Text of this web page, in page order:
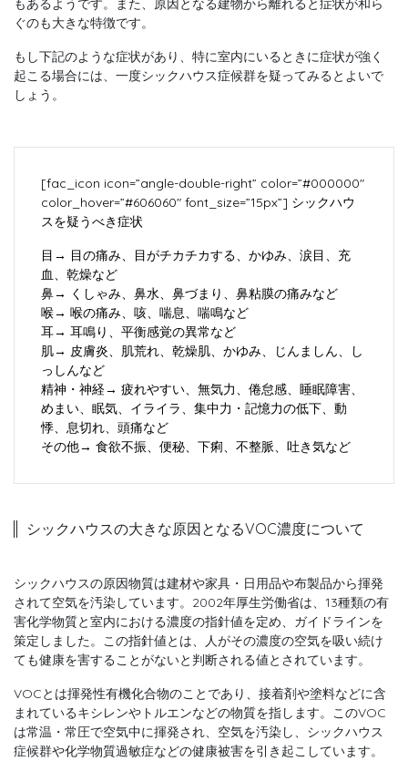
もあるようです。また、原因となる建物から離れると症状が和ら
ぐのも大きな特徴です。
もし下記のような症状があり、特に室内にいるときに症状が強く
起こる場合には、一度シックハウス症候群を疑ってみるとよいで
しょう。
[fac_icon icon=”angle-double-right” color=”#000000″
color_hover=”#606060″ font_size=”15px”] シックハウ
スを疑うべき症状
目→ 目の痛み、目がチカチカする、かゆみ、涙目、充
血、乾燥など
鼻→ くしゃみ、鼻水、鼻づまり、鼻粘膜の痛みなど
喉→ 喉の痛み、咳、喘息、喘鳴など
耳→ 耳鳴り、平衡感覚の異常など
肌→ 皮膚炎、肌荒れ、乾燥肌、かゆみ、じんましん、し
っしんなど
精神・神経→ 疲れやすい、無気力、倦怠感、睡眠障害、
めまい、眠気、イライラ、集中力・記憶力の低下、動
悸、息切れ、頭痛など
その他→ 食欲不振、便秘、下痢、不整脈、吐き気など
シックハウスの大きな原因となるVOC濃度について
シックハウスの原因物質は建材や家具・日用品や布製品から揮発
されて空気を汚染しています。2002年厚生労働省は、13種類の有
害化学物質と室内における濃度の指針値を定め、ガイドラインを
策定しました。この指針値とは、人がその濃度の空気を吸い続け
ても健康を害することがないと判断される値とされています。
VOCとは揮発性有機化合物のことであり、接着剤や塗料などに含
まれているキシレンやトルエンなどの物質を指します。このVOC
は常温・常圧で空気中に揮発され、空気を汚染し、シックハウス
症候群や化学物質過敏症などの健康被害を引き起こしています。